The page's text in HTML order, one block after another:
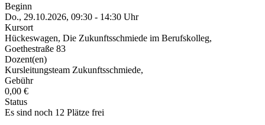
Beginn
Do., 29.10.2026, 09:30 - 14:30 Uhr
Kursort
Hückeswagen, Die Zukunftsschmiede im Berufskolleg,
Goethestraße 83
Dozent(en)
Kursleitungsteam Zukunftsschmiede,
Gebühr
0,00 €
Status
Es sind noch 12 Plätze frei